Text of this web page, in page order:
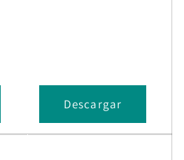
Descargar